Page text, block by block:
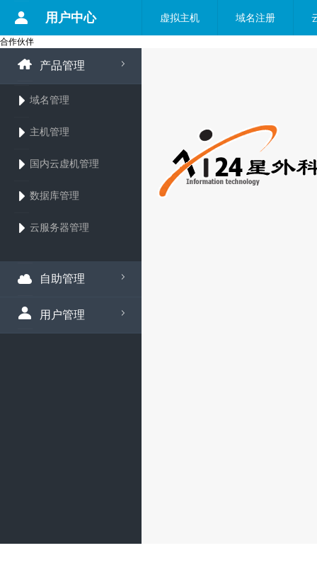
用户中心 虚拟主机 域名注册
合作伙伴
产品管理
域名管理
主机管理
国内云虚机管理
数据库管理
云服务器管理
自助管理
用户管理